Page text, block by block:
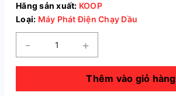
Hãng sản xuất: KOOP
Loại: Máy Phát Điện Chạy Dầu
- +
Thêm vào giỏ hàng